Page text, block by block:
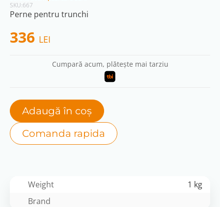
SKU:667
Perne pentru trunchi
336 LEI
Cumpară acum, plătește mai tarziu
Adaugă în coș
Comanda rapida
Weight
1 kg
Brand